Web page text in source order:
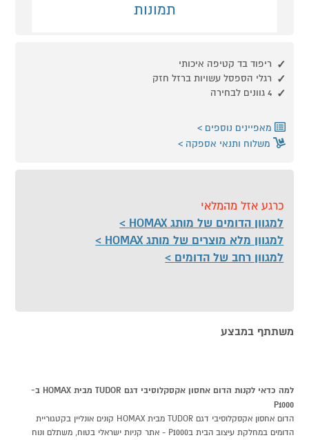
תמונות
ריפוד בד קטיפה איכותי
רגלי הספסל עשויות ברזל חזק
4 גוונים לבחירה
מאפיינים נוספים
משלוח ותנאי אספקה
כרגע אזל מהמלאי
למגוון הדומים של מותג HOMAX
למגוון מלא מוצרים של מותג HOMAX
למגוון רחב של הדומים
משתתף במבצע
למה כדאי לקנות הדום אחסון אקסקלוסיבי דגם TUDOR מבית HOMAX ב-
P1000
הדום אחסון אקסקלוסיבי דגם TUDOR מבית HOMAX קונים אונליין בקטגוריית
הדומים במחלקת עיצוב הבית בP1000 - אתר קניות ישראלי בטוח, משתלם ונוח